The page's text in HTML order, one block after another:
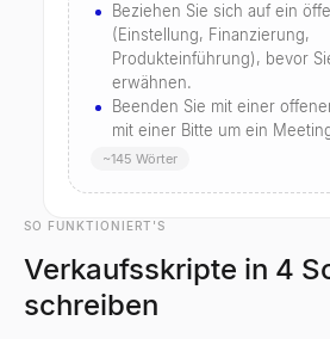
Beziehen Sie sich auf ein
(Einstellung, Finanzierung,
Produkteinführung), bevor
erwähnen.
Beenden Sie mit einer
mit einer Bitte um ein
~145 Wörter
SO FUNKTIONIERT'S
Verkaufsskripte in 4
schreiben